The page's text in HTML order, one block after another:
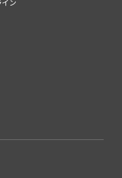
イン